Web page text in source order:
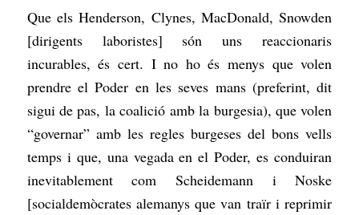
Que els Henderson, Clynes, MacDonald, Snowden
[dirigents laboristes] són uns reaccionaris
incurables, és cert. I no ho és menys que volen
prendre el Poder en les seves mans (preferint, dit
sigui de pas, la coalició amb la burgesia), que volen
“governar” amb les regles burgeses del bons vells
temps i que, una vegada en el Poder, es conduiran
inevitablement com Scheidemann i Noske
[socialdemòcrates alemanys que van traïr i reprimir